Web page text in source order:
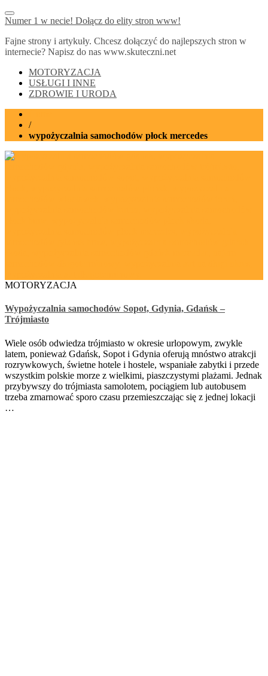
Numer 1 w necie! Dołącz do elity stron www!
Fajne strony i artykuły. Chcesz dołączyć do najlepszych stron w
internecie? Napisz do nas www.skuteczni.net
MOTORYZACJA
USŁUGI I INNE
ZDROWIE I URODA
/
wypożyczalnia samochodów płock mercedes
MOTORYZACJA
Wypożyczalnia samochodów Sopot, Gdynia, Gdańsk –
Trójmiasto
Wiele osób odwiedza trójmiasto w okresie urlopowym, zwykle
latem, ponieważ Gdańsk, Sopot i Gdynia oferują mnóstwo atrakcji
rozrywkowych, świetne hotele i hostele, wspaniałe zabytki i przede
wszystkim polskie morze z wielkimi, piaszczystymi plażami. Jednak
przybywszy do trójmiasta samolotem, pociągiem lub autobusem
trzeba zmarnować sporo czasu przemieszczając się z jednej lokacji
…